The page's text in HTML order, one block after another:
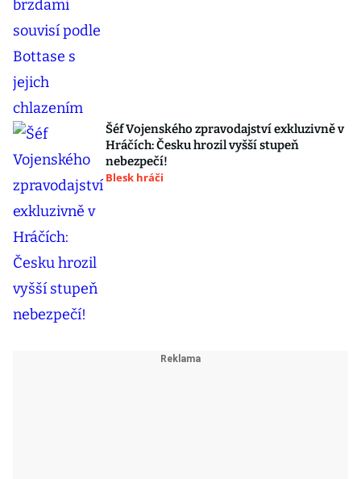
Šéf Vojenského zpravodajství exkluzivně v
Hráčích: Česku hrozil vyšší stupeň
nebezpečí!
Blesk hráči